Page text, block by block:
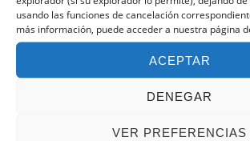
usando las funciones de cancelación
más información, puede acceder a nuestra página
ACEPTAR
DENEGAR
VER PREFERENCIAS
en el apartado anterior
VUELO EN AVIÓN: Cuando se
completado el grupo de